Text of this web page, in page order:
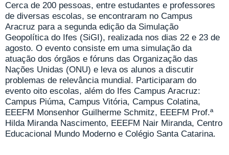
Cerca de 200 pessoas, entre estudantes e professores
de diversas escolas, se encontraram no Campus
Aracruz para a segunda edição da Simulação
Geopolítica do Ifes (SiGI), realizada nos dias 22 e 23 de
agosto. O evento consiste em uma simulação da
atuação dos órgãos e fóruns das Organização das
Nações Unidas (ONU) e leva os alunos a discutir
problemas de relevância mundial. Participaram do
evento oito escolas, além do Ifes Campus Aracruz:
Campus Piúma, Campus Vitória, Campus Colatina,
EEEFM Monsenhor Guilherme Schmitz, EEEFM Prof.ª
Hilda Miranda Nascimento, EEEFM Nair Miranda, Centro
Educacional Mundo Moderno e Colégio Santa Catarina.